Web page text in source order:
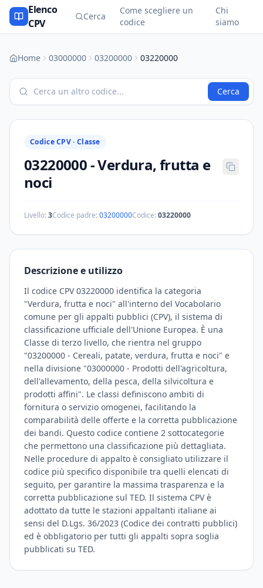
Elenco
CPV
Cerca
Come scegliere un
codice
Chi
siamo
Home 03000000 03200000 03220000
Cerca
Codice CPV · Classe
03220000-Verdura, frutta e
noci
Livello:3Codice padre:03200000Codice:03220000
Descrizione e utilizzo
Il codice CPV 03220000 identifica la categoria
"Verdura, frutta e noci" all'interno del Vocabolario
comune per gli appalti pubblici (CPV), il sistema di
classificazione ufficiale dell'Unione Europea. È una
Classe di terzo livello, che rientra nel gruppo
"03200000 - Cereali, patate, verdura, frutta e noci" e
nella divisione "03000000 - Prodotti dell'agricoltura,
dell'allevamento, della pesca, della silvicoltura e
prodotti affini". Le classi definiscono ambiti di
fornitura o servizio omogenei, facilitando la
comparabilità delle offerte e la corretta pubblicazione
dei bandi. Questo codice contiene 2 sottocategorie
che permettono una classificazione più dettagliata.
Nelle procedure di appalto è consigliato utilizzare il
codice più specifico disponibile tra quelli elencati di
seguito, per garantire la massima trasparenza e la
corretta pubblicazione sul TED. Il sistema CPV è
adottato da tutte le stazioni appaltanti italiane ai
sensi del D.Lgs. 36/2023 (Codice dei contratti pubblici)
ed è obbligatorio per tutti gli appalti sopra soglia
pubblicati su TED.